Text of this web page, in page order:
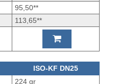
95,50**
113,65**
ISO-KF DN25
224 gr